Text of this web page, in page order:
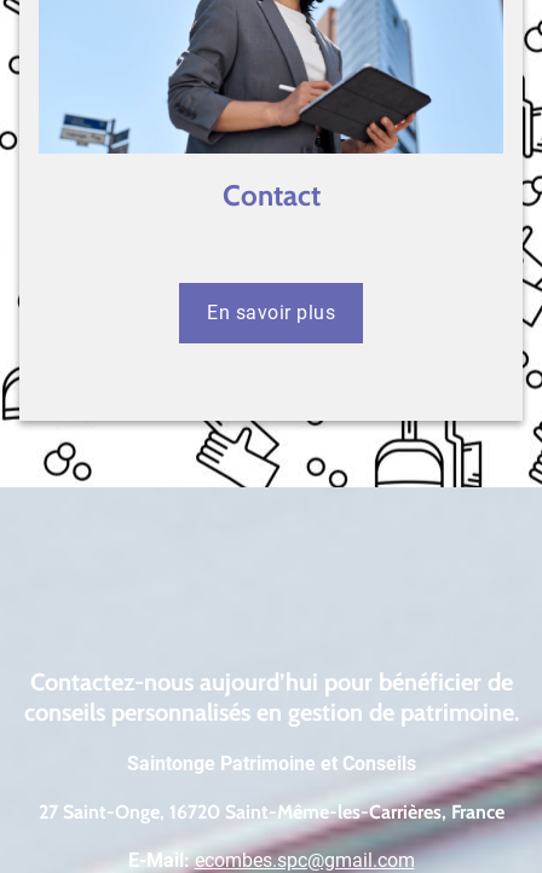
Contact
En savoir plus
Contactez-nous aujourd’hui pour bénéficier de
conseils personnalisés en gestion de patrimoine.
Saintonge Patrimoine et Conseils
27 Saint-Onge, 16720 Saint-Même-les-Carrières, France
E-Mail:ecombes.spc@gmail.com